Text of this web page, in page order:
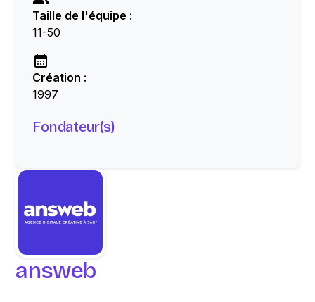
answeb
Taille de l'équipe :
11-50
Création :
1997
Fondateur(s)